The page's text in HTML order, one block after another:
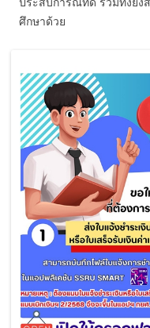
ศึกษาด้วย